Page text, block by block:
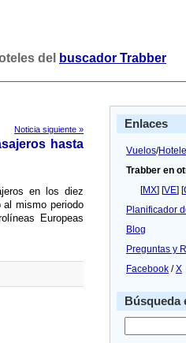
del buscador Trabber
Noticia siguiente »
hasta
en los diez
al mismo periodo
Europeas
Enlaces
Vuelos/
Trabber en
[MX] [VE] [
Planificador
Blog
Preguntas y
Facebook /X
Búsqueda